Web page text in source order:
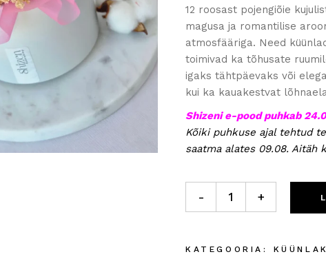
12 roosast pojengiõie
magusa ja romantilise
atmosfääriga. Need
toimivad ka tõhusate
igaks tähtpäevaks või
kui ka kauakestvat
Shizeni e-pood puhkab
Kõiki puhkuse ajal tehtud
saatma alates 09.08. Aitäh
Küünlakimp „Pojeng“
- +
KATEGOORIA: